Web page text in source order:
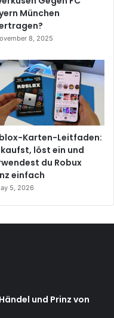
München
8, 2025
Karten-Leitfaden:
kaufst, löst ein und
du Robux
einfach
5, 2026
und Prinz von